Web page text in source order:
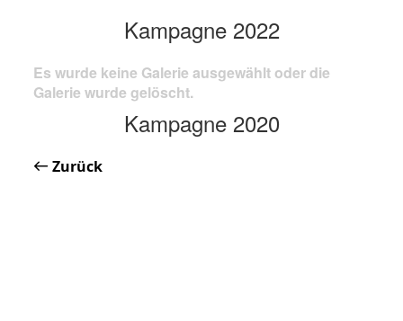
Kampagne 2022
Es wurde keine Galerie ausgewählt oder die
Galerie wurde gelöscht.
Kampagne 2020
Zurück